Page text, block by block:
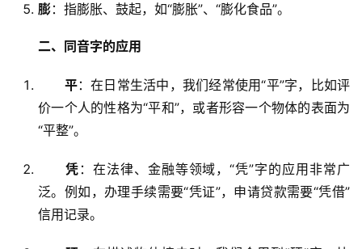
膨：指膨胀、鼓起，如“膨胀”、“膨化食品”。
二、同音字的应用
平：在日常生活中，我们经常使用“平”字，比如评
价一个人的性格为“平和”，或者形容一个物体的表面为
“平整”。
凭 ：在法律、金融等领域，“凭”字的应用非常广
泛。例如，办理手续需要“凭证”，申请贷款需要“凭借”
信用记录。